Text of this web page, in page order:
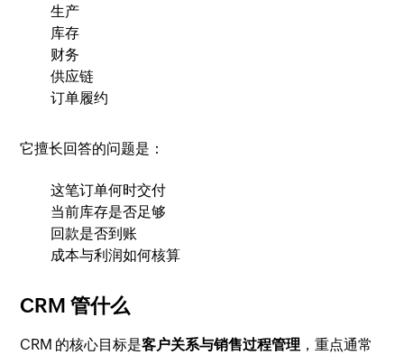
生产
库存
财务
供应链
订单履约
它擅长回答的问题是：
这笔订单何时交付
当前库存是否足够
回款是否到账
成本与利润如何核算
CRM 管什么
CRM 的核心目标是客户关系与销售过程管理 ，重点通常